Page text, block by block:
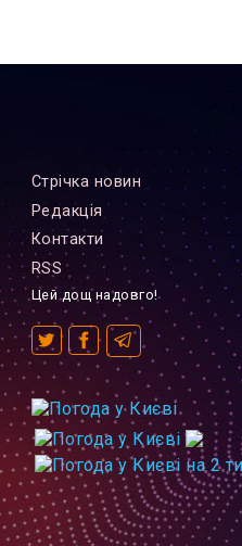
Стрiчка новин
Редакцiя
Контакти
RSS
Цей дощ надовго!